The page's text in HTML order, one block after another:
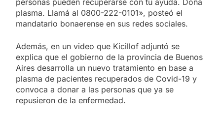
plasma. Llamá al 0800-222-0101», posteó el
mandatario bonaerense en sus redes sociales.
Además, en un video que Kicillof adjuntó se
explica que el gobierno de la provincia de Buenos
Aires desarrolla un nuevo tratamiento en base a
plasma de pacientes recuperados de Covid-19 y
convoca a donar a las personas que ya se
repusieron de la enfermedad.